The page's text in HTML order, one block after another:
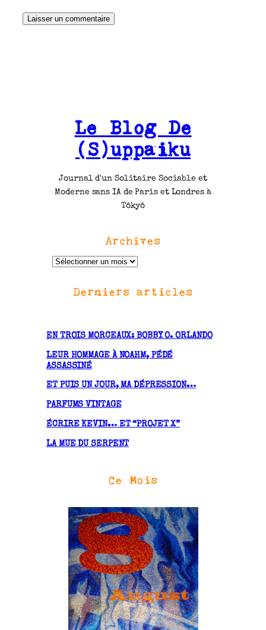
Le Blog De
(S)uppaiku
Journal d'un Solitaire Sociable et
Moderne sans IA de Paris et Londres à
Tôkyô
Archives
A
v
s
Derniers articles
EN TROIS MORCEAUX: BOBBY O. ORLANDO
LEUR HOMMAGE À NOAHM, PÉDÉ
ASSASSINÉ
ET PUIS UN JOUR, MA DÉPRESSION…
PARFUMS VINTAGE
ÉCRIRE KEVIN… ET “PROJET X”
LA MUE DU SERPENT
Ce Mois